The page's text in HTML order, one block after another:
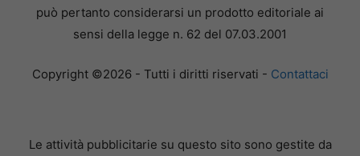
può pertanto considerarsi un prodotto editoriale ai
sensi della legge n. 62 del 07.03.2001
Copyright ©2026 - Tutti i diritti riservati - Contattaci
Le attività pubblicitarie su questo sito sono gestite da